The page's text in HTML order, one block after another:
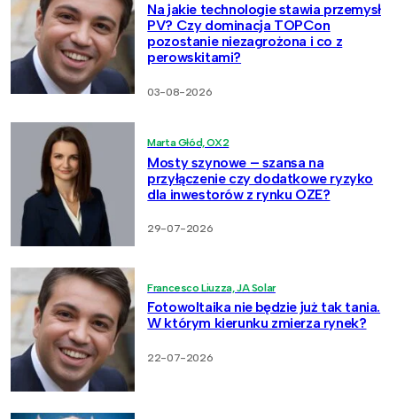
Na jakie technologie stawia przemysł
PV? Czy dominacja TOPCon
pozostanie niezagrożona i co z
perowskitami?
03-08-2026
Marta Głód, OX2
Mosty szynowe – szansa na
przyłączenie czy dodatkowe ryzyko
dla inwestorów z rynku OZE?
29-07-2026
Francesco Liuzza, JA Solar
Fotowoltaika nie będzie już tak tania.
W którym kierunku zmierza rynek?
22-07-2026